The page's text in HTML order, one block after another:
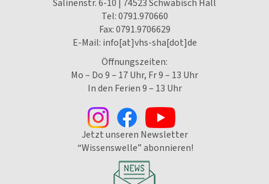
Salinenstr. 6-10 | 74523 Schwäbisch Hall
Tel:0791.970660
Fax: 0791.9706629
E-Mail: info[at]vhs-sha[dot]de
Öffnungszeiten:
Mo – Do 9 – 17 Uhr, Fr 9 – 13 Uhr
In den Ferien 9 – 13 Uhr
Jetzt unseren Newsletter
“Wissenswelle” abonnieren!